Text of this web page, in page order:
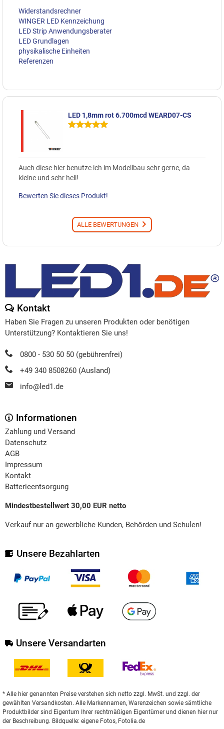
Widerstandsrechner
WINGER LED Kennzeichung
LED Strip Anwendungsberater
LED Grundlagen
physikalische Einheiten
Referenzen
LED 1,8mm rot 6.700mcd WEARD07-CS
Auch diese hier benutze ich im Modellbau sehr gerne, da
kleine und sehr hell!
Bewerten Sie dieses Produkt!
ALLE BEWERTUNGEN
Kontakt
Haben Sie Fragen zu unseren Produkten oder benötigen
Unterstützung? Kontaktieren Sie uns!
0800 - 530 50 50 (gebührenfrei)
+49 340 8508260 (Ausland)
info@led1.de
Informationen
Zahlung und Versand
Datenschutz
AGB
Impressum
Kontakt
Batterieentsorgung
Mindestbestellwert 30,00 EUR netto
Verkauf nur an gewerbliche Kunden, Behörden und Schulen!
Unsere Bezahlarten
Unsere Versandarten
* Alle hier genannten Preise verstehen sich netto zzgl. MwSt. und zzgl. der
gewählten Versandkosten. Alle Markennamen, Warenzeichen sowie sämtliche
Produktbilder sind Eigentum Ihrer rechtmäßigen Eigentümer und dienen hier nur
der Beschreibung. Bildquelle: eigene Fotos, Fotolia.de